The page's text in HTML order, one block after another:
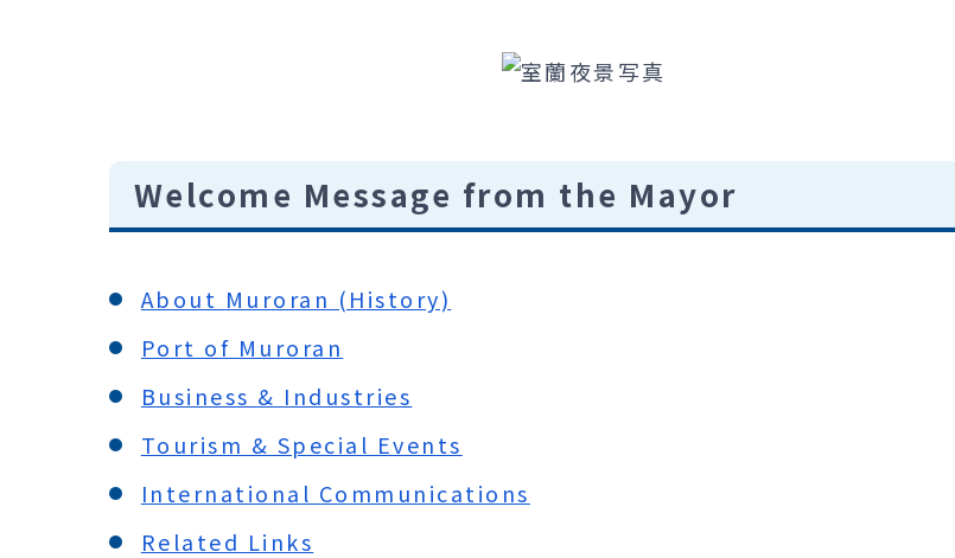
Welcome Message from the Mayor
About Muroran (History)
Port of Muroran
Business & Industries
Tourism & Special Events
International Communications
Related Links